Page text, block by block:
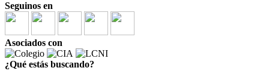
Seguinos en
Asociados con
¿Qué estás buscando?